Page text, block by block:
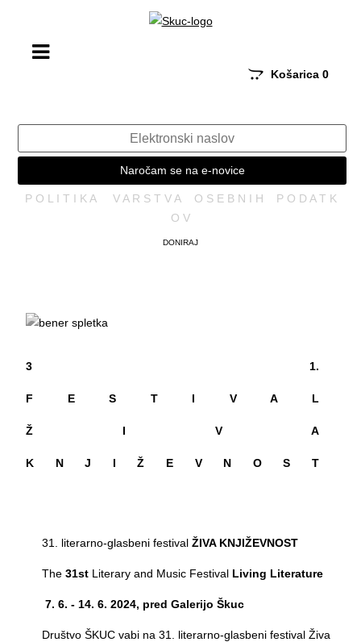
Košarica 0
Naročam se na e-novice
P O L I T I K A V A R S T V A O S E B N I H P O D A T K
O V
DONIRAJ
3 1.
F E S T I V A L
Ž I V A
K N J I Ž E V N O S T
31. literarno-glasbeni festivalŽIVA KNJIŽEVNOST
The31st Literary and Music Festival Living Literature
7. 6. - 14. 6. 2024, pred Galerijo Škuc
Društvo ŠKUC vabi na 31. literarno-glasbeni festival Živa